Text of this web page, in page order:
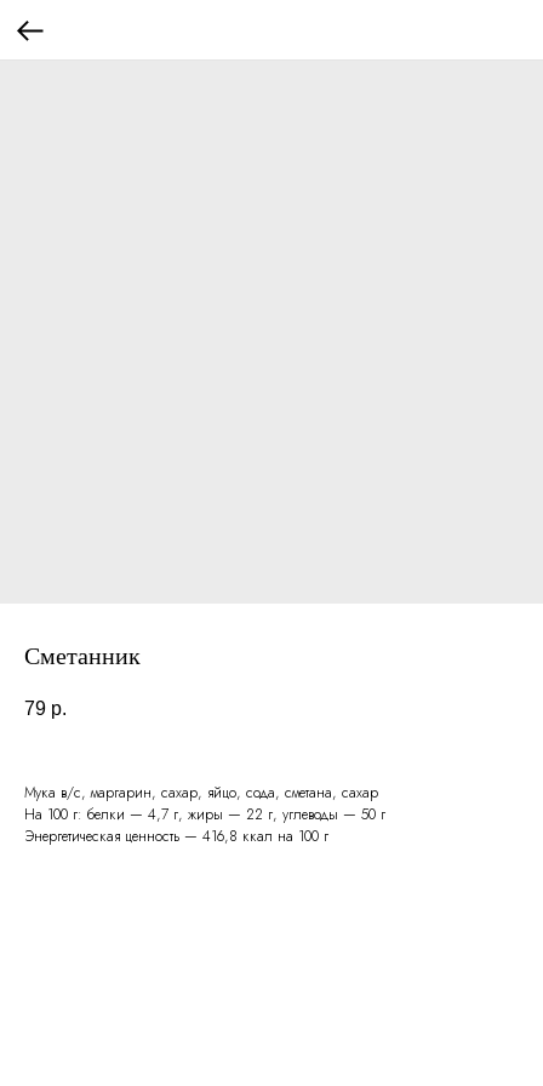
Сметанник
79 р.
Мука в/с, маргарин, сахар, яйцо, сода, сметана, сахар
На 100 г: белки — 4,7 г, жиры — 22 г, углеводы — 50 г
Энергетическая ценность — 416,8 ккал на 100 г